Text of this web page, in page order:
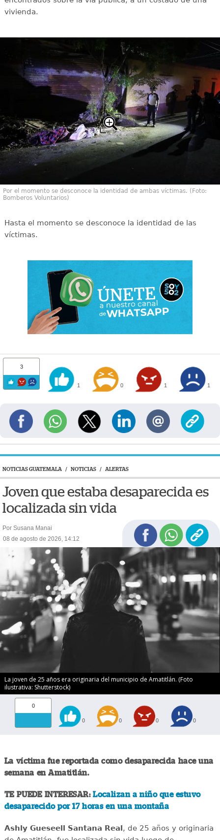
vivienda.
Por el momento se desconoce la identidad de ambas víctimas. (Foto:
Bomberos Voluntarios)
Hasta el momento se desconoce la identidad de las
víctimas.
3
1 0 1 1
NOTICIAS GUATEMALA / NOTICIAS / ALERTAS
Joven que estaba desaparecida es
localizada sin vida
Por Susana Manai
08 de agosto de 2026, 14:12
La joven de 25 años era originaria del municipio de Amatitlán. (Foto
ilustrativa: Shutterstock)
0
0 0 0 0
La víctima fue reportada como desaparecida hace una
semana en Amatitlán.
TE PUEDE INTERESAR:Localizan a niño que estuvo
desaparecido por 17 horas en una montaña
Ashly Gueseell Santana Real, de 25 años y originaria